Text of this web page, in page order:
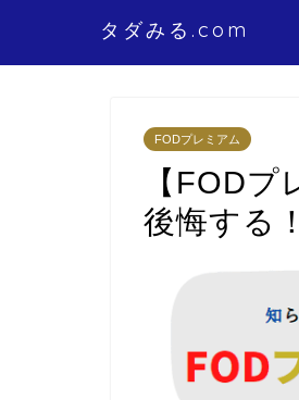
タダみる.com
FODプレミアム
【FOD
後悔する